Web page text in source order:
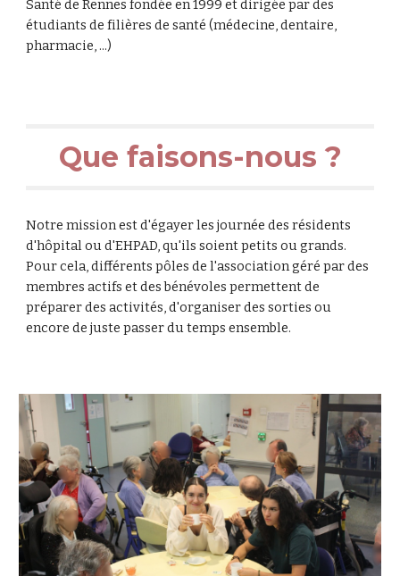
Santé de Rennes fondée en 1999 et dirigée par des
étudiants de filières de santé (médecine, dentaire,
pharmacie, ...)
Que faisons-nous ?
Notre mission est d'égayer les journée des résidents
d'hôpital ou d'EHPAD, qu'ils soient petits ou grands.
Pour cela, différents pôles de l'association géré par des
membres actifs et des bénévoles permettent de
préparer des activités, d'organiser des sorties ou
encore de juste passer du temps ensemble.